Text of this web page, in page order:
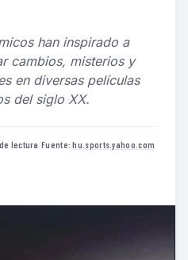
han inspirado a
cambios, misterios y
en diversas películas
del siglo XX.
lectura ·Fuente:hu.sports.yahoo.com